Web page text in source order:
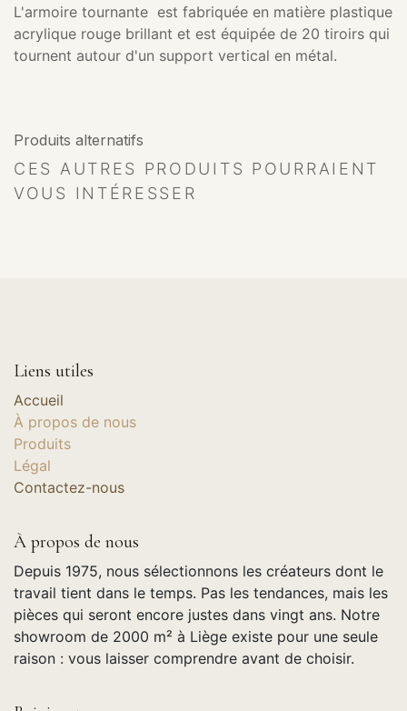
L'armoire tournante est fabriquée en matière plastique
acrylique rouge brillant et est équipée de 20 tiroirs qui
tournent autour d'un support vertical en métal.
Produits alternatifs
CES AUTRES PRODUITS POURRAIENT
VOUS INTÉRESSER
Liens utiles
Accueil
À propos de nous
Produits
Légal
Contactez-nous
À propos de nous
Depuis 1975, nous sélectionnons les créateurs dont le
travail tient dans le temps. Pas les tendances, mais les
pièces qui seront encore justes dans vingt ans. Notre
showroom de 2000 m² à Liège existe pour une seule
raison : vous laisser comprendre avant de choisir.